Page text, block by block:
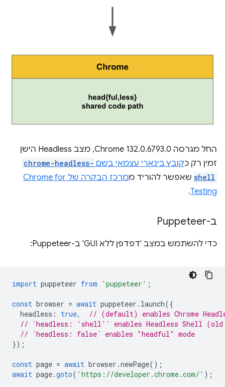
החל מגרסה Chrome 132.0.6793.0, מצב Headless הישן
זמין רק כקובץ בינארי עצמאי בשם chrome-headless-
shell שאפשר להוריד מ
מרכז הבקרה של Chrome for
Testing
.
ב-Puppeteer
כדי להשתמש במצב 'דפדפן ללא GUI' ב-Puppeteer:
import puppeteer from 'puppeteer' ;
const browser = await puppeteer . launch({
headless : true,
// (default) enables Chrome
// `headless: 'shell'` enables Headless Shell (old
// `headless: false` enables "headful" mode
});
const page = await browser .newPage();
await page.goto( 'https://developer.chrome.com/' );